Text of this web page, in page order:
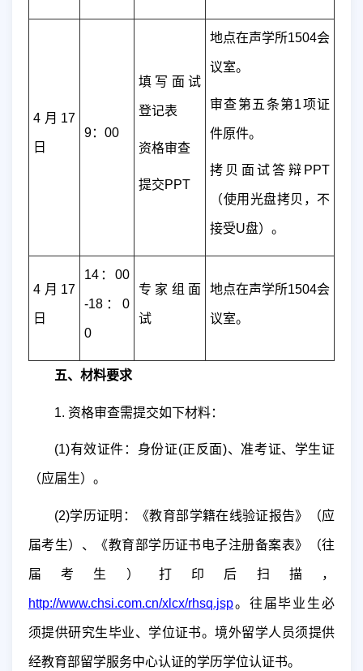
4 月 17
日
9： 00
填写面试
登记表
资格审查
提交PPT
地点在声学所1504会
议室。
审查第五条第1项证
件原件。
拷贝面试答辩 PPT
（使用光盘拷贝，不
接受U盘）。
4 月 17
日
14 ： 00
-18 ： 0
0
专家组面
试
地点在声学所1504会
议室。
五、材料要求
1. 资格审查需提交如下材料：
(1)有效证件：身份证(正反面)、准考证、学生证
（应届生）。
(2)学历证明：《教育部学籍在线验证报告》（应
届考生）、《教育部学历证书电子注册备案表》（往
届考生）打印后扫描，
http://www.chsi.com.cn/xlcx/rhsq.jsp。往届毕业生必
须提供研究生毕业、学位证书。境外留学人员须提供
经教育部留学服务中心认证的学历学位认证书。